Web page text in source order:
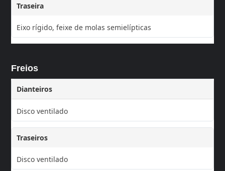
Traseira
Eixo rígido, feixe de molas semielípticas
Freios
Dianteiros
Disco ventilado
Traseiros
Disco ventilado